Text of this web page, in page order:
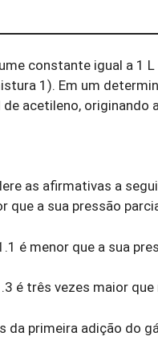
constante igual a 1
1). Em um
acetileno, originando
as afirmativas a
que a sua pressão
é menor que a sua
é três vezes maior
primeira adição do